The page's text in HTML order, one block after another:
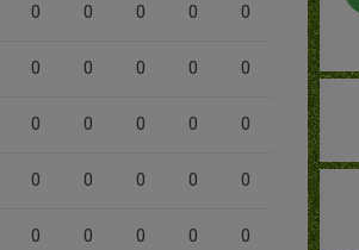
0 0 0 0 0
0 0 0 0 0
0 0 0 0 0
0 0 0 0 0
0 0 0 0 0